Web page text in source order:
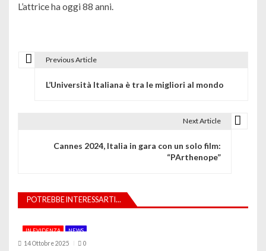
L’attrice ha oggi 88 anni.
o
Previous Article
L’Università Italiana è tra le migliori al mondo
Next Article
Cannes 2024, Italia in gara con un solo film:
“PArthenope”
POTREBBE INTERESSARTI...
IN EVIDENZA NEWS
14 Ottobre 2025 0